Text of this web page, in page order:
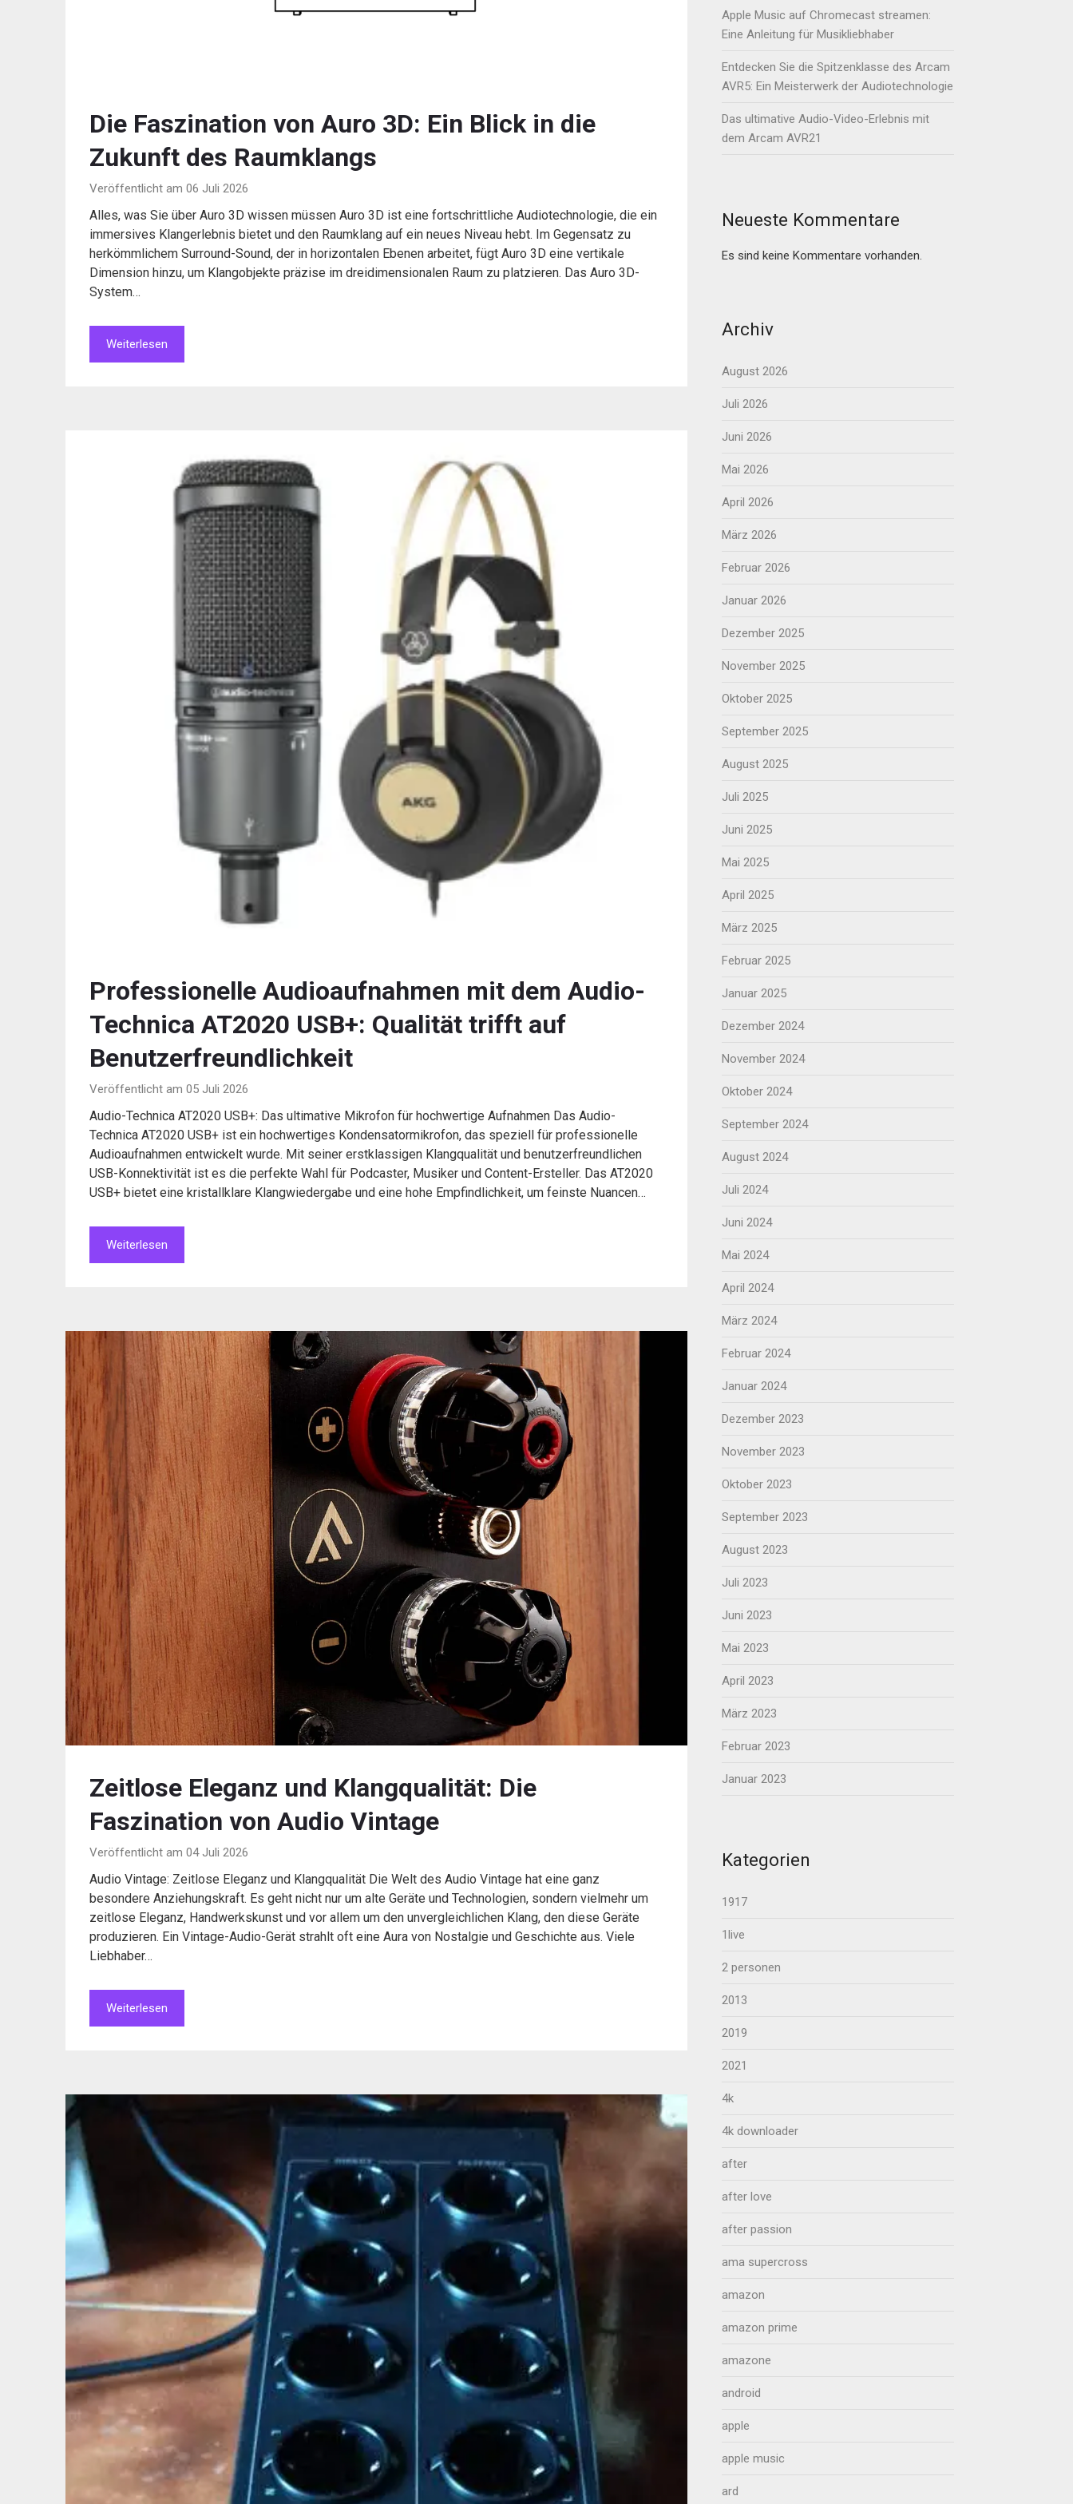
Die Faszination von Auro 3D: Ein Blick in die
Zukunft des Raumklangs
Veröffentlicht am 06 Juli 2026
Alles, was Sie über Auro 3D wissen müssen Auro 3D ist eine fortschrittliche Audiotechnologie, die ein
immersives Klangerlebnis bietet und den Raumklang auf ein neues Niveau hebt. Im Gegensatz zu
herkömmlichem Surround-Sound, der in horizontalen Ebenen arbeitet, fügt Auro 3D eine vertikale
Dimension hinzu, um Klangobjekte präzise im dreidimensionalen Raum zu platzieren. Das Auro 3D-
System…
Weiterlesen
Professionelle Audioaufnahmen mit dem Audio-
Technica AT2020 USB+: Qualität trifft auf
Benutzerfreundlichkeit
Veröffentlicht am 05 Juli 2026
Audio-Technica AT2020 USB+: Das ultimative Mikrofon für hochwertige Aufnahmen Das Audio-
Technica AT2020 USB+ ist ein hochwertiges Kondensatormikrofon, das speziell für professionelle
Audioaufnahmen entwickelt wurde. Mit seiner erstklassigen Klangqualität und benutzerfreundlichen
USB-Konnektivität ist es die perfekte Wahl für Podcaster, Musiker und Content-Ersteller. Das AT2020
USB+ bietet eine kristallklare Klangwiedergabe und eine hohe Empfindlichkeit, um feinste Nuancen…
Weiterlesen
Zeitlose Eleganz und Klangqualität: Die
Faszination von Audio Vintage
Veröffentlicht am 04 Juli 2026
Audio Vintage: Zeitlose Eleganz und Klangqualität Die Welt des Audio Vintage hat eine ganz
besondere Anziehungskraft. Es geht nicht nur um alte Geräte und Technologien, sondern vielmehr um
zeitlose Eleganz, Handwerkskunst und vor allem um den unvergleichlichen Klang, den diese Geräte
produzieren. Ein Vintage-Audio-Gerät strahlt oft eine Aura von Nostalgie und Geschichte aus. Viele
Liebhaber…
Weiterlesen
Apple Music auf Chromecast streamen:
Eine Anleitung für Musikliebhaber
Entdecken Sie die Spitzenklasse des Arcam
AVR5: Ein Meisterwerk der Audiotechnologie
Das ultimative Audio-Video-Erlebnis mit
dem Arcam AVR21
Neueste Kommentare
Es sind keine Kommentare vorhanden.
Archiv
August 2026
Juli 2026
Juni 2026
Mai 2026
April 2026
März 2026
Februar 2026
Januar 2026
Dezember 2025
November 2025
Oktober 2025
September 2025
August 2025
Juli 2025
Juni 2025
Mai 2025
April 2025
März 2025
Februar 2025
Januar 2025
Dezember 2024
November 2024
Oktober 2024
September 2024
August 2024
Juli 2024
Juni 2024
Mai 2024
April 2024
März 2024
Februar 2024
Januar 2024
Dezember 2023
November 2023
Oktober 2023
September 2023
August 2023
Juli 2023
Juni 2023
Mai 2023
April 2023
März 2023
Februar 2023
Januar 2023
Kategorien
1917
1live
2 personen
2013
2019
2021
4k
4k downloader
after
after love
after passion
ama supercross
amazon
amazon prime
amazone
android
apple
apple music
ard